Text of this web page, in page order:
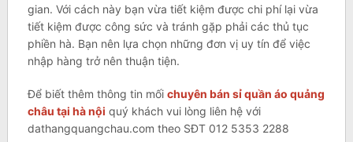
gian. Với cách này bạn vừa tiết kiệm được chi phí lại vừa
tiết kiệm được công sức và tránh gặp phải các thủ tục
phiền hà. Bạn nên lựa chọn những đơn vị uy tín để việc
nhập hàng trở nên thuận tiện.
Để biết thêm thông tin mối chuyên bán sỉ quần áo quảng
châu tại hà nội quý khách vui lòng liên hệ với
dathangquangchau.com theo SĐT 012 5353 2288